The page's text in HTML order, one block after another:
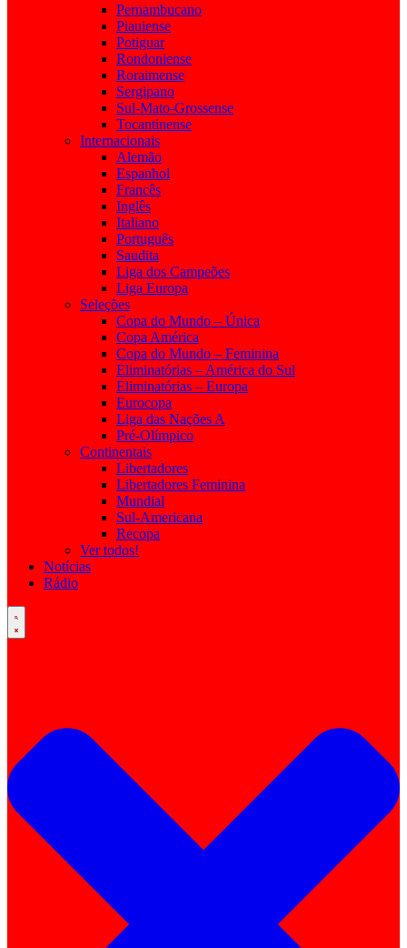
Pernambucano
Piauiense
Potiguar
Rondoniense
Roraimense
Sergipano
Sul-Mato-Grossense
Tocantinense
Internacionais
Alemão
Espanhol
Francês
Inglês
Italiano
Português
Saudita
Liga dos Campeões
Liga Europa
Seleções
Copa do Mundo – Única
Copa América
Copa do Mundo – Feminina
Eliminatórias – América do Sul
Eliminatórias – Europa
Eurocopa
Liga das Nações A
Pré-Olímpico
Continentais
Libertadores
Libertadores Feminina
Mundial
Sul-Americana
Recopa
Ver todos!
Notícias
Rádio